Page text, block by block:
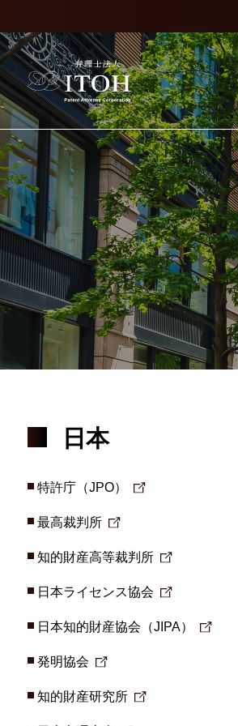
日本
特許庁（JPO）
最高裁判所
知的財産高等裁判所
日本ライセンス協会
日本知的財産協会（JIPA）
発明協会
知的財産研究所